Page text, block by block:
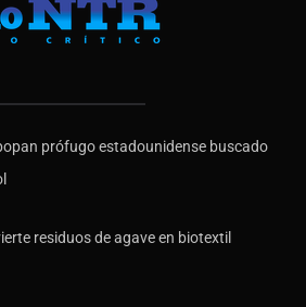
prófugo estadounidense buscado
residuos de agave en biotextil